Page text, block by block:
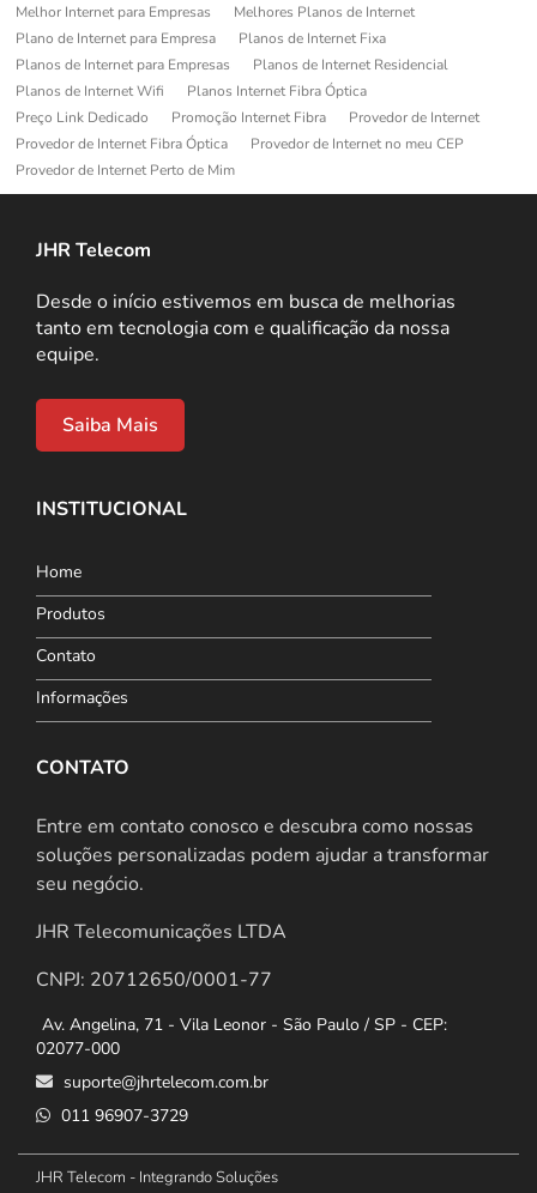
Melhor Internet para Empresas
Melhores Planos de Internet
Plano de Internet para Empresa
Planos de Internet Fixa
Planos de Internet para Empresas
Planos de Internet Residencial
Planos de Internet Wifi
Planos Internet Fibra Óptica
Preço Link Dedicado
Promoção Internet Fibra
Provedor de Internet
Provedor de Internet Fibra Óptica
Provedor de Internet no meu CEP
Provedor de Internet Perto de Mim
JHR Telecom
Desde o início estivemos em busca de melhorias
tanto em tecnologia com e qualificação da nossa
equipe.
Saiba Mais
INSTITUCIONAL
Home
Produtos
Contato
Informações
CONTATO
Entre em contato conosco e descubra como nossas
soluções personalizadas podem ajudar a transformar
seu negócio.
JHR Telecomunicações LTDA
CNPJ: 20712650/0001-77
Av. Angelina, 71 - Vila Leonor - São Paulo / SP - CEP:
02077-000
suporte@jhrtelecom.com.br
011 96907-3729
JHR Telecom - Integrando Soluções